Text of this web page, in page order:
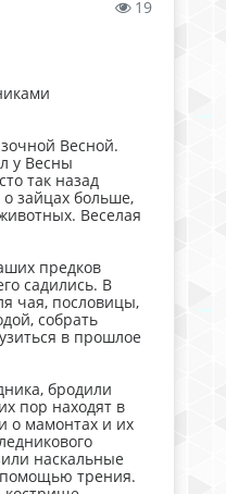
19
Весной.
у Весны
так назад
зайцах больше,
Веселая
предков
садились. В
чая, пословицы,
собрать
в прошлое
бродили
пор находят в
о мамонтах и их
наскальные
помощью трения.